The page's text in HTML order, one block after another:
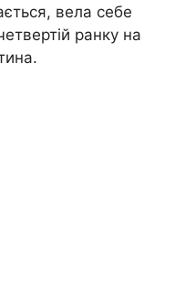
вела себе
ранку на